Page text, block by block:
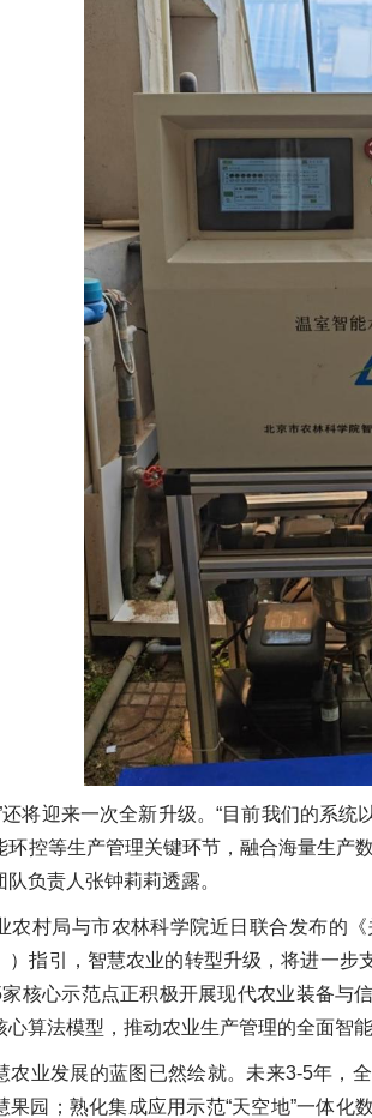
还将迎来一次全新升级。“目前我们的系
环控等生产管理关键环节，融合海量生产
负责人张钟莉莉透露。
农村局与市农林科学院近日联合发布的
）指引，智慧农业的转型升级，将进一
核心示范点正积极开展现代农业装备与
算法模型，推动农业生产管理的全面智能
农业发展的蓝图已然绘就。未来3-5年，
果园；熟化集成应用示范“天空地”一体